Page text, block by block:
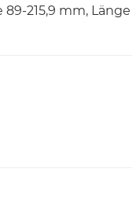
215,9 mm, Länge